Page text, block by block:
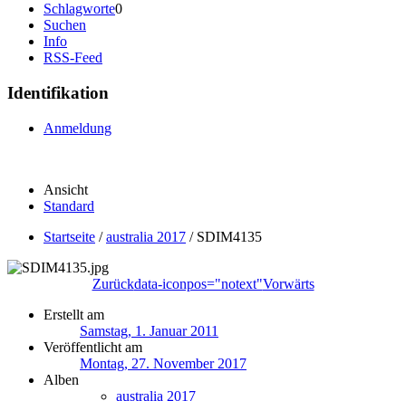
Schlagworte0
Suchen
Info
RSS-Feed
Identifikation
Anmeldung
Ansicht
Standard
Startseite /australia 2017 / SDIM4135
Zurückdata-iconpos="notext"Vorwärts
Erstellt am
Samstag, 1. Januar 2011
Veröffentlicht am
Montag, 27. November 2017
Alben
australia 2017